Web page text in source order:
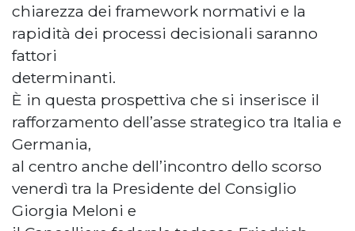
chiarezza dei framework normativi e la
rapidità dei processi decisionali saranno
fattori
determinanti.
È in questa prospettiva che si inserisce il
rafforzamento dell’asse strategico tra Italia e
Germania,
al centro anche dell’incontro dello scorso
venerdì tra la Presidente del Consiglio
Giorgia Meloni e